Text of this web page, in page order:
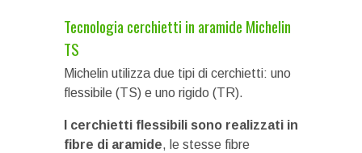
Tecnologia cerchietti in aramide Michelin
TS
Michelin utilizza due tipi di cerchietti: uno
flessibile (TS) e uno rigido (TR).
I cerchietti flessibili sono realizzati in
fibre di aramide, le stesse fibre